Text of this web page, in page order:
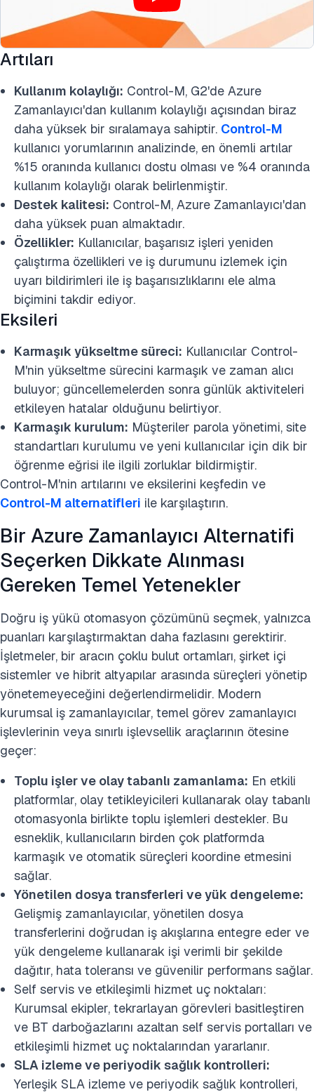
Artıları
Kullanım kolaylığı: Control-M, G2'de Azure
Zamanlayıcı'dan kullanım kolaylığı açısından biraz
daha yüksek bir sıralamaya sahiptir. Control-M
kullanıcı yorumlarının analizinde, en önemli artılar
%15 oranında kullanıcı dostu olması ve %4 oranında
kullanım kolaylığı olarak belirlenmiştir.
Destek kalitesi: Control-M, Azure Zamanlayıcı'dan
daha yüksek puan almaktadır.
Özellikler: Kullanıcılar, başarısız işleri yeniden
çalıştırma özellikleri ve iş durumunu izlemek için
uyarı bildirimleri ile iş başarısızlıklarını ele alma
biçimini takdir ediyor.
Eksileri
Karmaşık yükseltme süreci: Kullanıcılar Control-
M'nin yükseltme sürecini karmaşık ve zaman alıcı
buluyor; güncellemelerden sonra günlük aktiviteleri
etkileyen hatalar olduğunu belirtiyor.
Karmaşık kurulum: Müşteriler parola yönetimi, site
standartları kurulumu ve yeni kullanıcılar için dik bir
öğrenme eğrisi ile ilgili zorluklar bildirmiştir.
Control-M'nin artılarını ve eksilerini keşfedin ve
Control-M alternatifleri ile karşılaştırın.
Bir Azure Zamanlayıcı Alternatifi
Seçerken Dikkate Alınması
Gereken Temel Yetenekler
Doğru iş yükü otomasyon çözümünü seçmek, yalnızca
puanları karşılaştırmaktan daha fazlasını gerektirir.
İşletmeler, bir aracın çoklu bulut ortamları, şirket içi
sistemler ve hibrit altyapılar arasında süreçleri yönetip
yönetemeyeceğini değerlendirmelidir. Modern
kurumsal iş zamanlayıcılar, temel görev zamanlayıcı
işlevlerinin veya sınırlı işlevsellik araçlarının ötesine
geçer:
Toplu işler ve olay tabanlı zamanlama: En etkili
platformlar, olay tetikleyicileri kullanarak olay tabanlı
otomasyonla birlikte toplu işlemleri destekler. Bu
esneklik, kullanıcıların birden çok platformda
karmaşık ve otomatik süreçleri koordine etmesini
sağlar.
Yönetilen dosya transferleri ve yük dengeleme:
Gelişmiş zamanlayıcılar, yönetilen dosya
transferlerini doğrudan iş akışlarına entegre eder ve
yük dengeleme kullanarak işi verimli bir şekilde
dağıtır, hata toleransı ve güvenilir performans sağlar.
Self servis ve etkileşimli hizmet uç noktaları:
Kurumsal ekipler, tekrarlayan görevleri basitleştiren
ve BT darboğazlarını azaltan self servis portalları ve
etkileşimli hizmet uç noktalarından yararlanır.
SLA izleme ve periyodik sağlık kontrolleri:
Yerleşik SLA izleme ve periyodik sağlık kontrolleri,